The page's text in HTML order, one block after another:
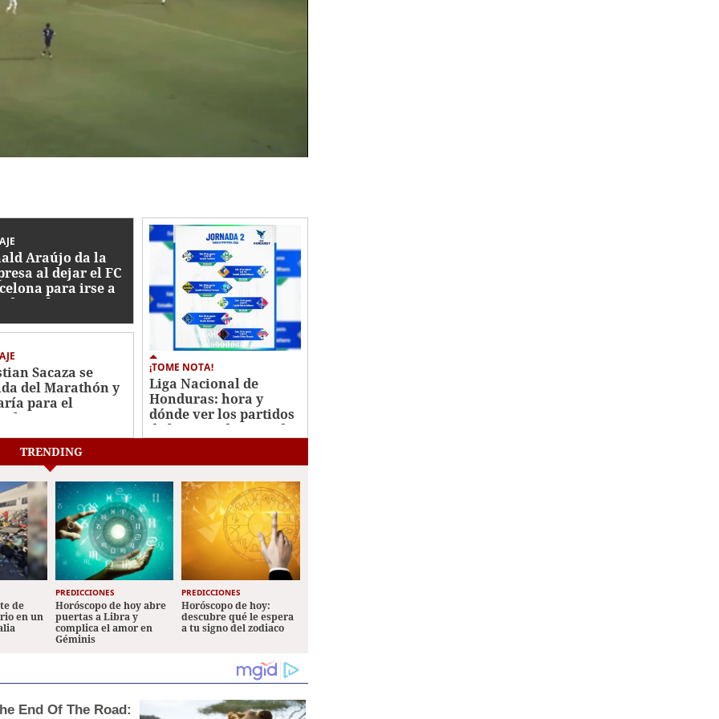
Araújo da la
al dejar el FC
para irse a
de Inglaterra
Sacaza se
del Marathón y
para el
FC
¡TOME NOTA!
Liga Nacional de
Honduras: hora y
dónde ver los partidos
de la segunda jornada
TRENDING
de
en un
PREDICCIONES
Horóscopo de hoy abre
puertas a Libra y
complica el amor en
Géminis
PREDICCIONES
Horóscopo de hoy:
descubre qué le espera
a tu signo del zodiaco
End Of The Road: